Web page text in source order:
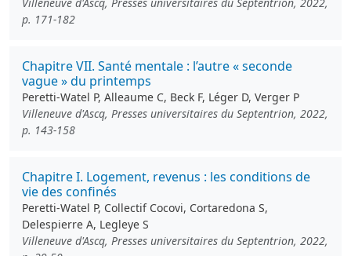
p. 171-182
Chapitre VII. Santé mentale : l’autre « seconde
vague » du printemps
Peretti-Watel P, Alleaume C, Beck F, Léger D, Verger P
Villeneuve d'Ascq, Presses universitaires du Septentrion, 2022,
p. 143-158
Chapitre I. Logement, revenus : les conditions de
vie des confinés
Peretti-Watel P, Collectif Cocovi, Cortaredona S,
Delespierre A, Legleye S
Villeneuve d'Ascq, Presses universitaires du Septentrion, 2022,